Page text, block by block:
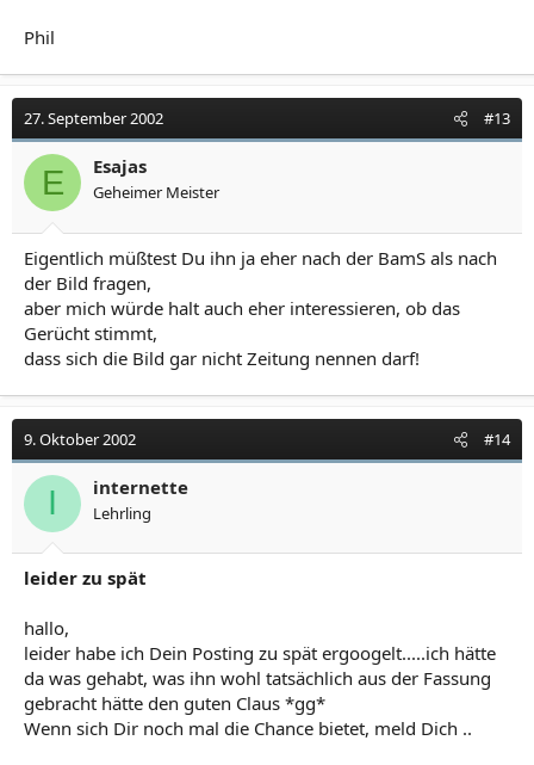
Phil
27. September 2002 #13
E Esajas
Geheimer Meister
Eigentlich müßtest Du ihn ja eher nach der BamS als nach
der Bild fragen,
aber mich würde halt auch eher interessieren, ob das
Gerücht stimmt,
dass sich die Bild gar nicht Zeitung nennen darf!
9. Oktober 2002 #14
I internette
Lehrling
leider zu spät
hallo,
leider habe ich Dein Posting zu spät ergoogelt.....ich hätte
da was gehabt, was ihn wohl tatsächlich aus der Fassung
gebracht hätte den guten Claus *gg*
Wenn sich Dir noch mal die Chance bietet, meld Dich ..